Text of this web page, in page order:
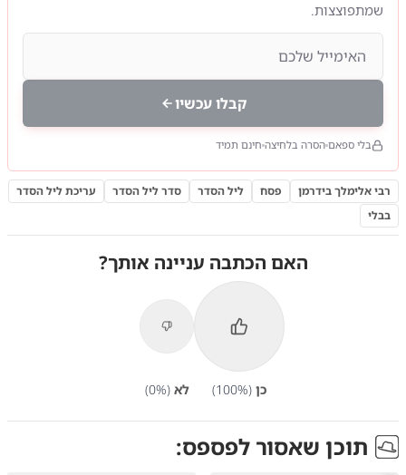
שמתפוצצות.
קבלו עכשיו
בלי ספאם הסרה בלחיצה חינם תמיד
רבי אלימלך בידרמן פסח ליל הסדר סדר ליל הסדר
עריכת ליל הסדר
בבלי
האם הכתבה עניינה אותך?
כן (
100%) לא (
0%)
תוכן שאסור לפספס: